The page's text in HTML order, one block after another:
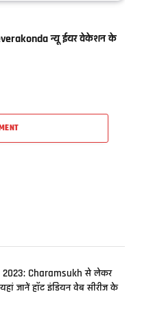
न्यू ईयर वेकेशन के
2023: Charamsukh से लेकर
जानें हॉट इंडियन वेब सीरीज के